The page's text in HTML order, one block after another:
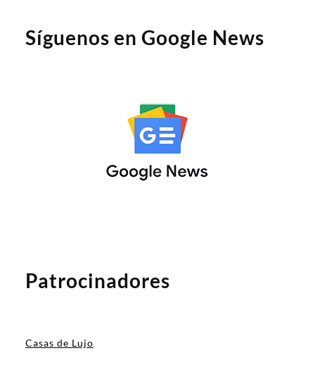
Síguenos en Google News
Patrocinadores
Casas de Lujo